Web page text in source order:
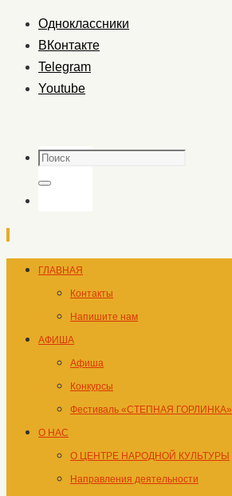
Одноклассники
ВКонтакте
Telegram
Youtube
Поиск
Поиск
Перейти
содержимому
ГЛАВНАЯ
Контакты
Напишите нам
АФИША
Афиша
Конкурсы
Фестиваль «СТЕПНАЯ ГОРЛИНКА»
О НАС
О ЦЕНТРЕ НАРОДНОЙ КУЛЬТУРЫ
Направления деятельности